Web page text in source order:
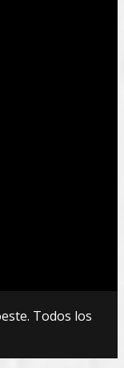
Todos los